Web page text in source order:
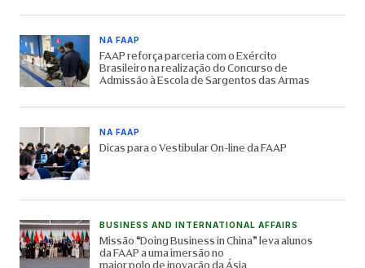
NA FAAP
FAAP reforça parceria com o Exército
Brasileiro na realização do Concurso de
Admissão à Escola de Sargentos das Armas
NA FAAP
Dicas para o Vestibular On-line da FAAP
BUSINESS AND INTERNATIONAL AFFAIRS
Missão “Doing Business in China” leva alunos
da FAAP a uma imersão no
maior polo de inovação da Ásia